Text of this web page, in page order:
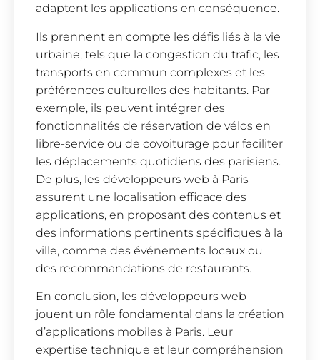
adaptent les applications en conséquence.
Ils prennent en compte les défis liés à la vie
urbaine, tels que la congestion du trafic, les
transports en commun complexes et les
préférences culturelles des habitants. Par
exemple, ils peuvent intégrer des
fonctionnalités de réservation de vélos en
libre-service ou de covoiturage pour faciliter
les déplacements quotidiens des parisiens.
De plus, les développeurs web à Paris
assurent une localisation efficace des
applications, en proposant des contenus et
des informations pertinents spécifiques à la
ville, comme des événements locaux ou
des recommandations de restaurants.
En conclusion, les développeurs web
jouent un rôle fondamental dans la création
d’applications mobiles à Paris. Leur
expertise technique et leur compréhension